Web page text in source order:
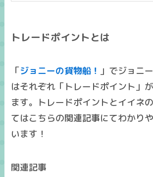
トレードポイントとは
「ジョニーの貨物船！ 」でジョニ
はそれぞれ「トレードポイント」
ます。トレードポイントとイイネ
てはこちらの関連記事にてわかり
います！
関連記事